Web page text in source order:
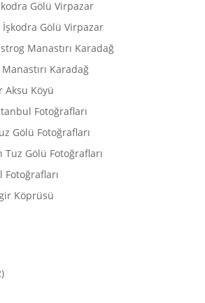
Gölü Virpazar
İşkodra Gölü Virpazar
Manastırı Karadağ
Karadağ
Aksu Köyü
Fotoğrafları
Gölü Fotoğrafları
Tuz Gölü Fotoğrafları
Fotoğrafları
Köprüsü